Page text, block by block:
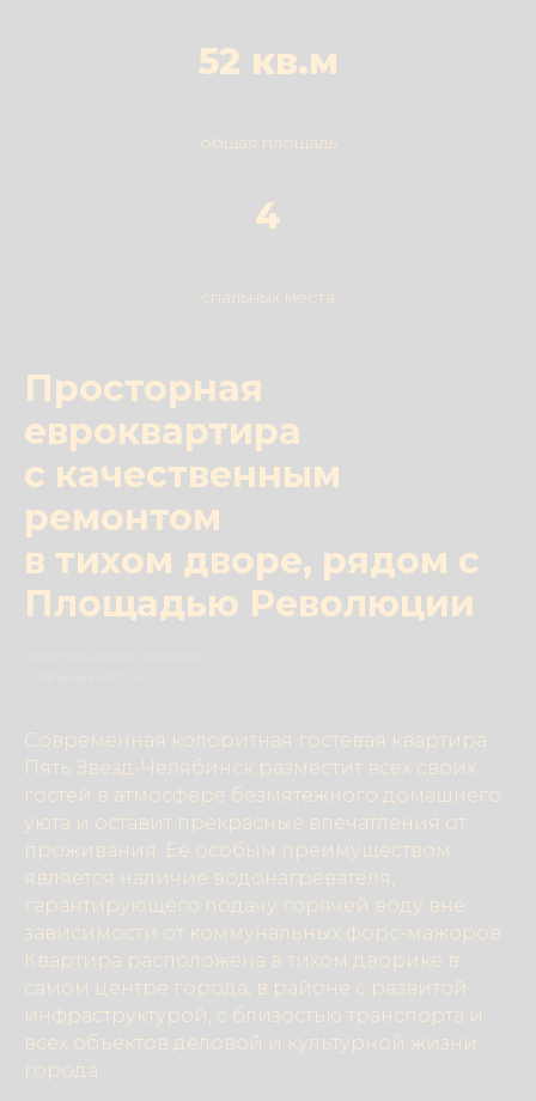
52 кв.м
общая площадь
4
спальных места
Просторная
евроквартира
с качественным
ремонтом
в тихом дворе, рядом с
Площадью Революции
Современная колоритная гостевая квартира
Пять Звезд-Челябинск разместит всех своих
гостей в атмосфере безмятежного домашнего
уюта и оставит прекрасные впечатления от
проживания. Её особым преимуществом
является наличие водонагревателя,
гарантирующего подачу горячей воду вне
зависимости от коммунальных форс-мажоров.
Квартира расположена в тихом дворике в
самом центре города, в районе с развитой
инфраструктурой, с близостью транспорта и
всех объектов деловой и культурной жизни
города.